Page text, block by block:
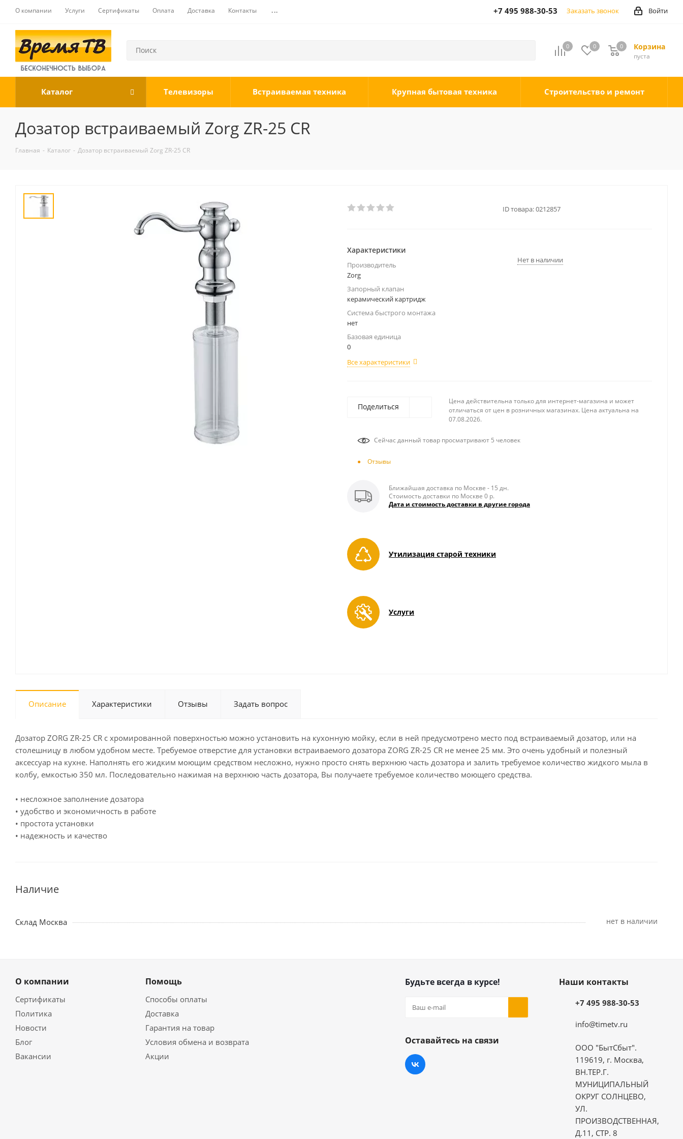
О компании Услуги Сертификаты Оплата Доставка Контакты ... Войти
+7 495 988-30-53 Заказать звонок
0 0 Корзина
0
пуста
0
Каталог Телевизоры Встраиваемая техника Крупная бытовая техника Строительство и ремонт
Дозатор встраиваемый Zorg ZR-25 CR
Главная - Каталог - Дозатор встраиваемый Zorg ZR-25 CR
ID товара:0212857
Характеристики
Производитель
Zorg
Запорный клапан
керамический картридж
Система быстрого монтажа
нет
Базовая единица
0
Все характеристики
Нет в наличии
Поделиться
Цена действительна только для интернет-магазина и может
отличаться от цен в розничных магазинах. Цена актуальна на
07.08.2026.
Сейчас данный товар просматривают 5 человек
Отзывы
Ближайшая доставка по Москве - 15 дн.
Стоимость доставки по Москве 0 р.
Дата и стоимость доставки в другие города
Утилизация старой техники
Услуги
Описание Характеристики Отзывы Задать вопрос
Дозатор ZORG ZR-25 CR с хромированной поверхностью можно установить на кухонную мойку, если в ней предусмотрено место под встраиваемый дозатор, или на
столешницу в любом удобном месте. Требуемое отверстие для установки встраиваемого дозатора ZORG ZR-25 CR не менее 25 мм. Это очень удобный и полезный
аксессуар на кухне. Наполнять его жидким моющим средством несложно, нужно просто снять верхнюю часть дозатора и залить требуемое количество жидкого мыла в
колбу, емкостью 350 мл. Последовательно нажимая на верхнюю часть дозатора, Вы получаете требуемое количество моющего средства.
• несложное заполнение дозатора
• удобство и экономичность в работе
• простота установки
• надежность и качество
Наличие
Склад Москва Нет в наличии
О компании
Сертификаты
Политика
Новости
Блог
Вакансии
Помощь
Способы оплаты
Доставка
Гарантия на товар
Условия обмена и возврата
Акции
Будьте всегда в курсе!
Оставайтесь на связи
Наши контакты
+7 495 988-30-53
info@timetv.ru
ООО "БытСбыт".
119619, г. Москва,
ВН.ТЕР.Г.
МУНИЦИПАЛЬНЫЙ
ОКРУГ СОЛНЦЕВО,
УЛ.
ПРОИЗВОДСТВЕННАЯ,
Д.11, СТР. 8